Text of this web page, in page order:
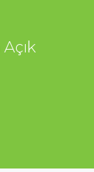
Açık